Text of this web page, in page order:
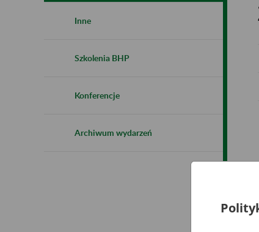
Inne
Szkolenia BHP
Konferencje
Archiwum wydarzeń